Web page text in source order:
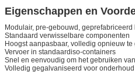
Eigenschappen en
Modulair, pre-gebouwd, geprefabriceerd
Standaard verwisselbare componenten
Hoogst aanpasbaar, volledig opnieuw
Vervoer in standaardiso-containers
Snel en eenvoudig om het gebruiken
Volledig gegalvaniseerd voor